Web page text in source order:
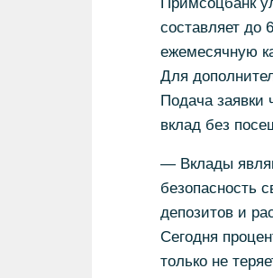
составляет до
ежемесячную
Для
Подача заявки
вклад без
— Вклады
безопасность
депозитов и
Сегодня
только не